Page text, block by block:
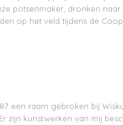
potsenmaker, dronken
op het veld tijdens de
een raam gebroken bij
zijn kunstwerken van mij